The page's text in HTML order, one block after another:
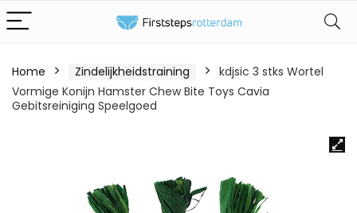
Home Zindelijkheidstraining
kdjsic 3 stks Wortel
Vormige Konijn Hamster Chew Bite Toys Cavia
Gebitsreiniging Speelgoed